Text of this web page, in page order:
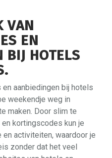
VAN
EN
BIJ HOTELS
aanbiedingen bij hotels
weekendje weg in
maken. Door slim te
kortingscodes kun je
activiteiten, waardoor je
zonder dat het veel